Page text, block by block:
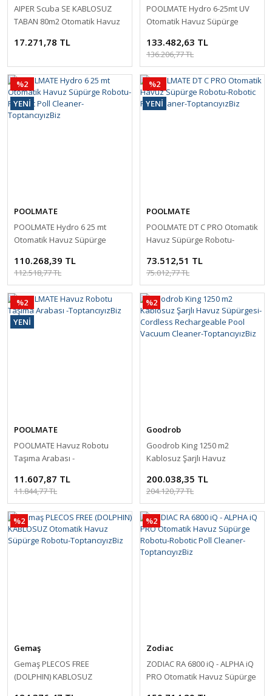
AIPER Scuba SE KABLOSUZ
TABAN 80m2 Otomatik Havuz
ToptancıyızBiz
17.271,78 TL
POOLMATE Hydro 6-25mt UV
Otomatik Havuz Süpürge
ToptancıyızBiz
133.482,63 TL
136.206,77 TL
%2
YENİ
POOLMATE
POOLMATE Hydro 6 25 mt
Otomatik Havuz Süpürge
ToptancıyızBiz
110.268,39 TL
112.518,77 TL
%2
YENİ
POOLMATE
POOLMATE DT C PRO Otomatik
Havuz Süpürge Robotu-
ToptancıyızBiz
73.512,51 TL
75.012,77 TL
%2
YENİ
POOLMATE
POOLMATE Havuz Robotu
Taşıma Arabası -
11.607,87 TL
11.844,77 TL
%2
Goodrob
Goodrob King 1250 m2
Kablosuz Şarjlı Havuz
Rechargeable Pool Vacuum
Cleaner-ToptancıyızBiz
200.038,35 TL
204.120,77 TL
%2
Gemaş
Gemaş PLECOS FREE
(DOLPHIN) KABLOSUZ
%2
Zodiac
ZODIAC RA 6800 iQ - ALPHA iQ
PRO Otomatik Havuz Süpürge